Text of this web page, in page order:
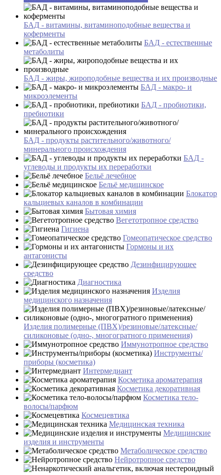
БАД - витамины, витаминоподобные вещества и
коферменты
БАД - естественные
метаболиты
БАД - жиры, жироподобные вещества и их производные
БАД - макро- и
микроэлементы
БАД - пробиотики,
пребиотики
БАД - продукты растительного/животного/
минерального происхождения
БАД -
углеводы и продукты их переработки
Бельё лечебное
Бельё медицинское
Блокатор
кальциевых каналов в комбинации
Бытовая химия
Вегетотропное средство
Гигиена
Гомеопатическое средство
Гормоны и их
антагонисты
Дезинфицирующее
средство
Диагностика
Изделия
медицинского назначения
Изделия полимерные (ПВХ)/резиновые/латексные/
силиконовые (одно-, многогратного применения)
Иммунотропное средство
Инструменты/
приборы (косметика)
Интермедиант
Косметика ароматерапия
Косметика декоративная
Косметика тело-
волосы/парфюм
Космецевтика
Медицинская техника
Медицинские
изделия и инструменты
Метаболическое средство
Нейротропное средство